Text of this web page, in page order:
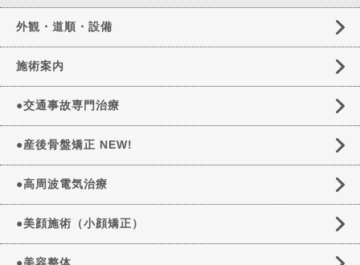
外観・道順・設備
施術案内
●交通事故専門治療
●産後骨盤矯正 NEW!
●高周波電気治療
●美顔施術（小顔矯正）